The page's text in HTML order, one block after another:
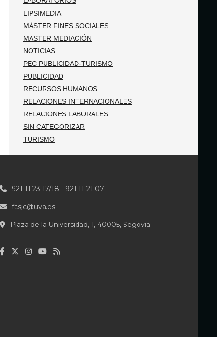
LIPSIMEDIA
MÁSTER FINES SOCIALES
MASTER MEDIACIÓN
NOTICIAS
PEC PUBLICIDAD-TURISMO
PUBLICIDAD
RECURSOS HUMANOS
RELACIONES INTERNACIONALES
RELACIONES LABORALES
SIN CATEGORIZAR
TURISMO
921 11 23 17/18 | 921 11 21 07
fcsjc@uva.es
Plaza de la Universidad, 1, 40005, Segovia